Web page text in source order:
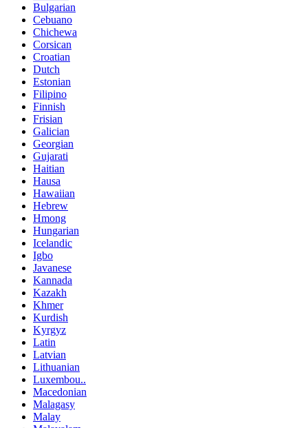
Bulgarian
Cebuano
Chichewa
Corsican
Croatian
Dutch
Estonian
Filipino
Finnish
Frisian
Galician
Georgian
Gujarati
Haitian
Hausa
Hawaiian
Hebrew
Hmong
Hungarian
Icelandic
Igbo
Javanese
Kannada
Kazakh
Khmer
Kurdish
Kyrgyz
Latin
Latvian
Lithuanian
Luxembou..
Macedonian
Malagasy
Malay